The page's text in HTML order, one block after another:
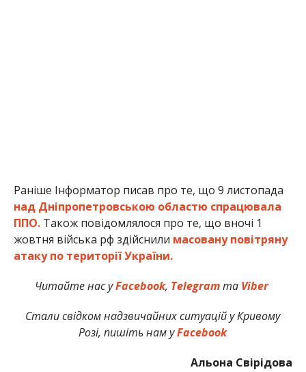
Раніше Інформатор писав про те, що 9 листопада
над Дніпропетровською областю спрацювала
ППО.Також повідомлялося про те, що вночі 1
жовтня війська рф здійснили масовану повітряну
атаку по території України.
Читайте нас уFacebook, Telegramта Viber
Стали свідком надзвичайних ситуацій у Кривому
Розі, пишіть нам уFacebook
Альона Свірідова